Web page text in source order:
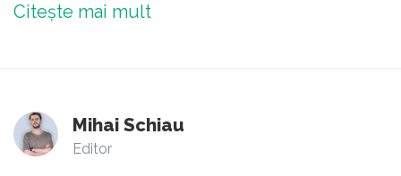
Citește mai mult
Mihai Schiau
Editor